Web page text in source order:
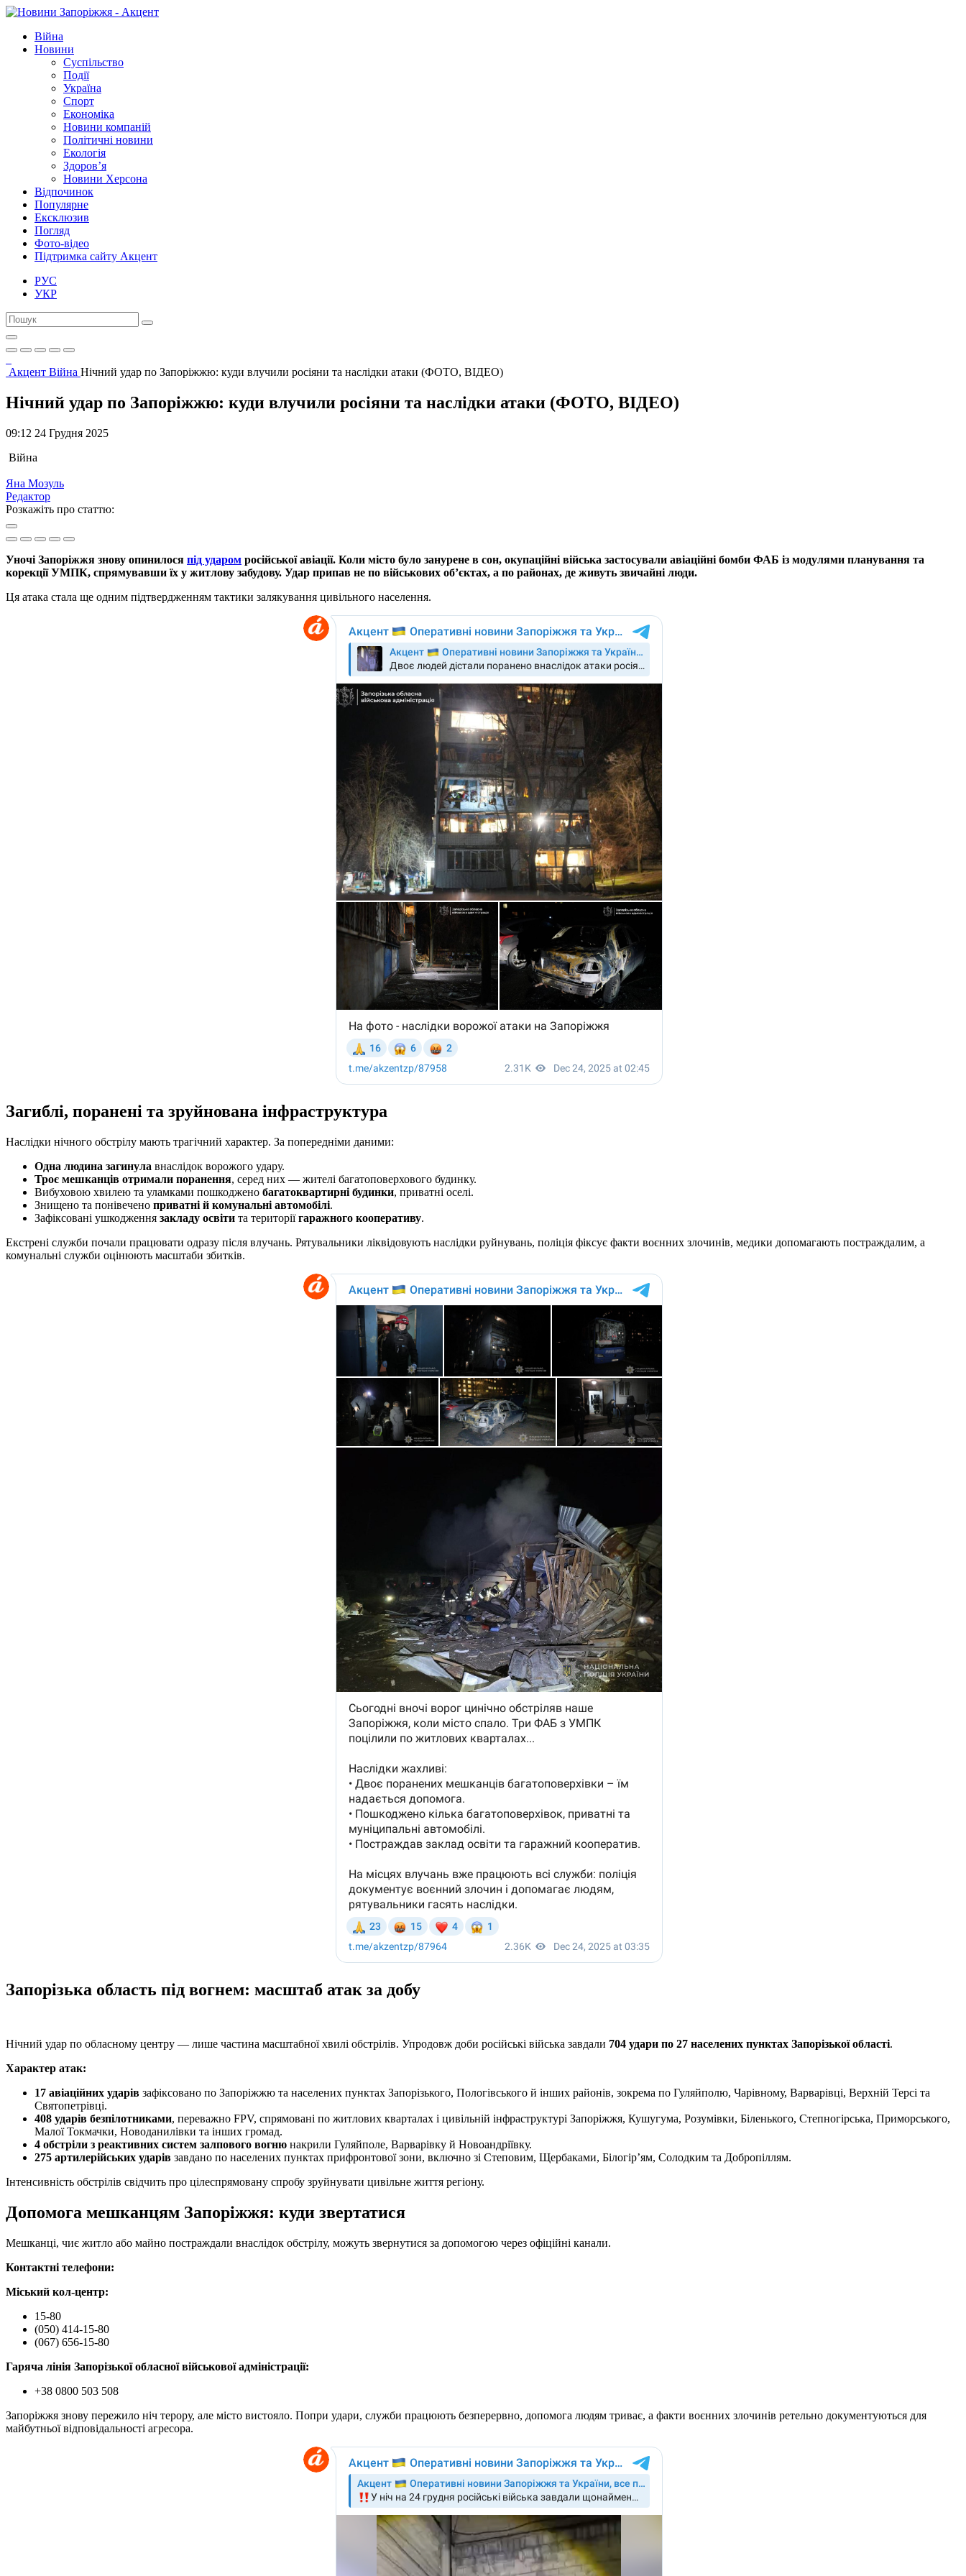
Війна
Новини
Суспільство
Події
Україна
Спорт
Економіка
Новини компаній
Політичні новини
Екологія
Здоров’я
Новини Херсона
Відпочинок
Популярне
Ексклюзив
Погляд
Фото-відео
Підтримка сайту Акцент
РУС
УКР
Акцент Війна Нічний удар по Запоріжжю: куди влучили росіяни та наслідки атаки (ФОТО, ВІДЕО)
Нічний удар по Запоріжжю: куди влучили росіяни та наслідки атаки (ФОТО, ВІДЕО)
09:12 24 Грудня 2025
Війна
Яна Мозуль
Редактор
Розкажіть про статтю:
Уночі Запоріжжя знову опинилося під ударом російської авіації. Коли місто було занурене в сон, окупаційні війська застосували авіаційні бомби ФАБ із модулями планування та
корекції УМПК, спрямувавши їх у житлову забудову. Удар припав не по військових об’єктах, а по районах, де живуть звичайні люди.
Ця атака стала ще одним підтвердженням тактики залякування цивільного населення.
Загиблі, поранені та зруйнована інфраструктура
Наслідки нічного обстрілу мають трагічний характер. За попередніми даними:
Одна людина загинула внаслідок ворожого удару.
Троє мешканців отримали поранення, серед них — жителі багатоповерхового будинку.
Вибуховою хвилею та уламками пошкоджено багатоквартирні будинки, приватні оселі.
Знищено та понівечено приватні й комунальні автомобілі.
Зафіксовані ушкодження закладу освіти та територіїгаражного кооперативу.
Екстрені служби почали працювати одразу після влучань. Рятувальники ліквідовують наслідки руйнувань, поліція фіксує факти воєнних злочинів, медики допомагають постраждалим, а
комунальні служби оцінюють масштаби збитків.
Запорізька область під вогнем: масштаб атак за добу
Нічний удар по обласному центру — лише частина масштабної хвилі обстрілів. Упродовж доби російські війська завдали 704 удари по 27 населених пунктах Запорізької області.
Характер атак:
17 авіаційних ударів зафіксовано по Запоріжжю та населених пунктах Запорізького, Пологівського й інших районів, зокрема по Гуляйполю, Чарівному, Варварівці, Верхній Терсі та
Святопетрівці.
408 ударів безпілотниками, переважно FPV, спрямовані по житлових кварталах і цивільній інфраструктурі Запоріжжя, Кушугума, Розумівки, Біленького, Степногірська, Приморського,
Малої Токмачки, Новоданилівки та інших громад.
4 обстріли з реактивних систем залпового вогню накрили Гуляйполе, Варварівку й Новоандріївку.
275 артилерійських ударів завдано по населених пунктах прифронтової зони, включно зі Степовим, Щербаками, Білогір’ям, Солодким та Добропіллям.
Інтенсивність обстрілів свідчить про цілеспрямовану спробу зруйнувати цивільне життя регіону.
Допомога мешканцям Запоріжжя: куди звертатися
Мешканці, чиє житло або майно постраждали внаслідок обстрілу, можуть звернутися за допомогою через офіційні канали.
Контактні телефони:
Міський кол-центр:
15-80
(050) 414-15-80
(067) 656-15-80
Гаряча лінія Запорізької обласної військової адміністрації:
+38 0800 503 508
Запоріжжя знову пережило ніч терору, але місто вистояло. Попри удари, служби працюють безперервно, допомога людям триває, а факти воєнних злочинів ретельно документуються для
майбутньої відповідальності агресора.